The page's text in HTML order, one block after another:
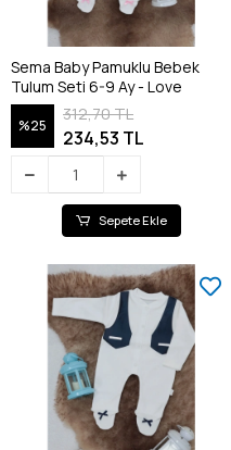
Sema Baby Pamuklu Bebek
Tulum Seti 6-9 Ay - Love
%25
312,70 TL
234,53 TL
Sepete Ekle